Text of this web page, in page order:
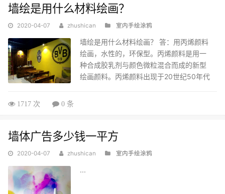
墙绘是用什么材料绘画？
2020-04-07 zhushican 室内手绘涂鸦
墙绘是用什么材料绘画？ 答：用丙烯颜料
绘画，水性的，环保型。丙烯颜料是用一
种合成胶乳剂与颜色微粒混合而成的新型
绘画颜料。丙烯颜料出现于20世纪50年代
适合于作架上画、室内外壁画等。 它可以
加入粉料及适量的水，用类似水粉的画法
1717 次 0 条
墙体广告多少钱一平方
2020-04-07 zhushican 室内手绘涂鸦
...